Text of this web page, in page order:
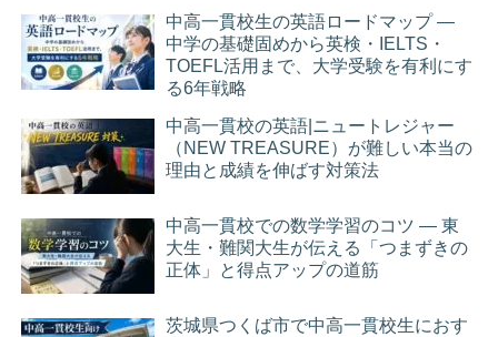
中高一貫校生の英語ロードマップ ―
中学の基礎固めから英検・IELTS・
TOEFL活用まで、大学受験を有利にす
る6年戦略
中高一貫校の英語|ニュートレジャー
（NEW TREASURE）が難しい本当の
理由と成績を伸ばす対策法
中高一貫校での数学学習のコツ ― 東
大生・難関大生が伝える「つまずきの
正体」と得点アップの道筋
茨城県つくば市で中高一貫校生におす